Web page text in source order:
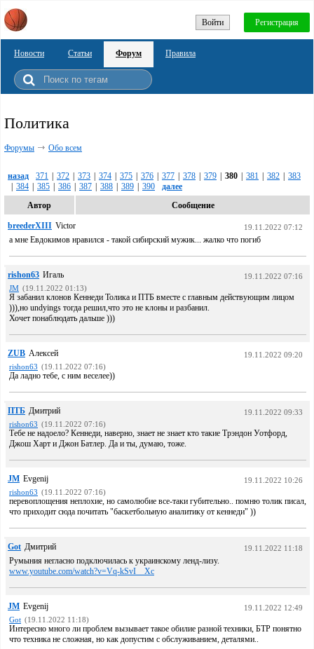
Войти Регистрация
Новости Статьи Форум Правила
Политика
Форумы Обо всем
назад 371 372 373 374 375 376 377 378 379 380 381 382
383
384 385 386 387 388 389 390
далее
Автор
Сообщение
breederXIII Victor 19.11.2022 07:12
а мне Евдокимов нравился - такой сибирский мужик... жалко что погиб
rishon63 Игаль
19.11.2022 07:16
JM (19.11.2022 01:13)
Я забанил клонов Кеннеди Толика и ПТБ вместе с главным действующим лицом
))),но undyings тогда решил,что это не клоны и разбанил.
Хочет понаблюдать дальше )))
ZUB Алексей
19.11.2022 09:20
rishon63 (19.11.2022 07:16)
Да ладно тебе, с ним веселее))
ПТБ Дмитрий
19.11.2022 09:33
rishon63 (19.11.2022 07:16)
Тебе не надоело? Кеннеди, наверно, знает не знает кто такие Трэндон Уотфорд,
Джош Харт и Джон Батлер. Да и ты, думаю, тоже.
JM Evgenij
19.11.2022 10:26
rishon63 (19.11.2022 07:16)
перевоплощения неплохие, но самолюбие все-таки губительно.. помню толик писал,
что приходит сюда почитать "баскетбольную аналитику от кеннеди" ))
Got Дмитрий 19.11.2022 11:18
Румыния негласно подключилась к украинскому ленд-лизу.
www.youtube.com/watch?v=Vq-kSvI__Xc
JM Evgenij
19.11.2022 12:49
Got (19.11.2022 11:18)
Интересно много ли проблем вызывает такое обилие разной техники, БТР понятно
что техника не сложная, но как допустим с обслуживанием, деталями..